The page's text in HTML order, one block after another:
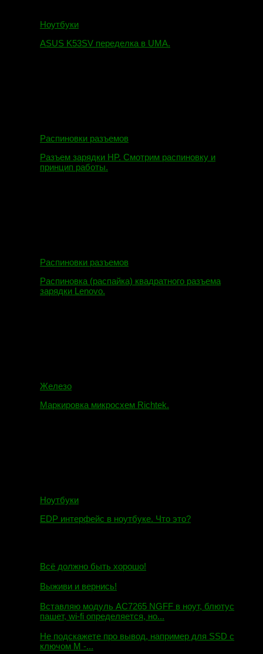
Ноутбуки
ASUS K53SV переделка в UMA.
Распиновки разъемов
Разъем зарядки HP. Смотрим распиновку и
принцип работы.
Распиновки разъемов
Распиновка (распайка) квадратного разъема
зарядки Lenovo.
Железо
Маркировка микросхем Richtek.
Ноутбуки
EDP интерфейс в ноутбуке. Что это?
Всё должно быть хорошо!
Выживи и вернись!
Вставляю модуль AC7265 NGFF в ноут, блютус
пашет, wi-fi определяется, но...
Не подскажете про вывод, например для SSD c
ключом М -...